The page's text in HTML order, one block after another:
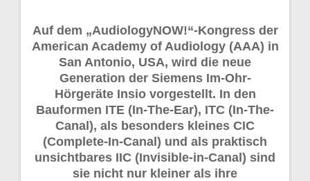
Auf dem „AudiologyNOW!“-Kongress der
American Academy of Audiology (AAA) in
San Antonio, USA, wird die neue
Generation der Siemens Im-Ohr-
Hörgeräte Insio vorgestellt. In den
Bauformen ITE (In-The-Ear), ITC (In-The-
Canal), als besonders kleines CIC
(Complete-In-Canal) und als praktisch
unsichtbares IIC (Invisible-in-Canal) sind
sie nicht nur kleiner als ihre